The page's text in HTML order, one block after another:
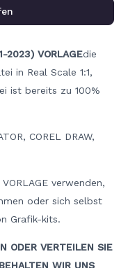
2023) VORLAGEdie
in Real Scale 1:1,
ist bereits zu 100%
COREL DRAW,
verwenden,
oder sich selbst
Grafik-kits.
ODER VERTEILEN SIE
WIR UNS